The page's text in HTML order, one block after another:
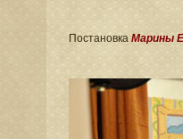
Постановка Марины